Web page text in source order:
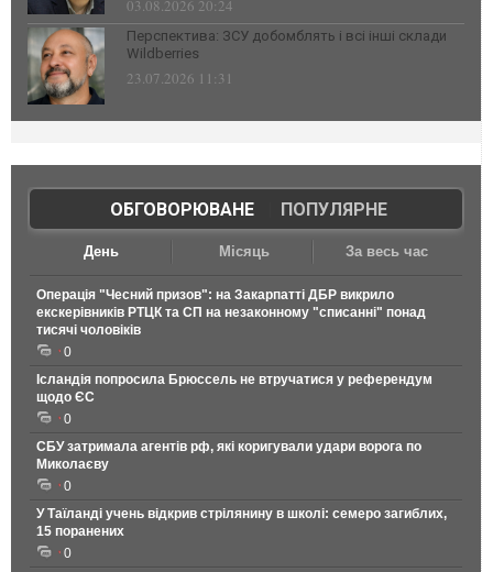
03.08.2026 20:24
Перспектива: ЗСУ добомблять і всі інші склади
Wildberries
23.07.2026 11:31
ОБГОВОРЮВАНЕ| ПОПУЛЯРНЕ
День Місяць За весь час
Операція "Чесний призов": на Закарпатті ДБР викрило
екскерівників РТЦК та СП на незаконному "списанні" понад
тисячі чоловіків
0
Ісландія попросила Брюссель не втручатися у референдум
щодо ЄС
0
СБУ затримала агентів рф, які коригували удари ворога по
Миколаєву
0
У Таїланді учень відкрив стрілянину в школі: семеро загиблих,
15 поранених
0